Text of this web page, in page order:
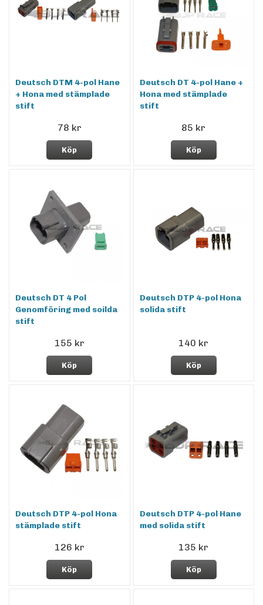
Deutsch DTM 4-pol Hane
+ Hona med stämplade
stift
78 kr
Köp
Deutsch DT 4-pol Hane +
Hona med stämplade
stift
85 kr
Köp
Deutsch DT 4 Pol
Genomföring med soilda
stift
155 kr
Köp
Deutsch DTP 4-pol Hona
solida stift
140 kr
Köp
Deutsch DTP 4-pol Hona
stämplade stift
126 kr
Köp
Deutsch DTP 4-pol Hane
med solida stift
135 kr
Köp